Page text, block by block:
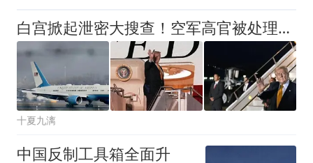
白宫掀起泄密大搜查！空军高官被处理，解开特朗普放弃新专机之谜
十夏九漓
中国反制工具箱全面升